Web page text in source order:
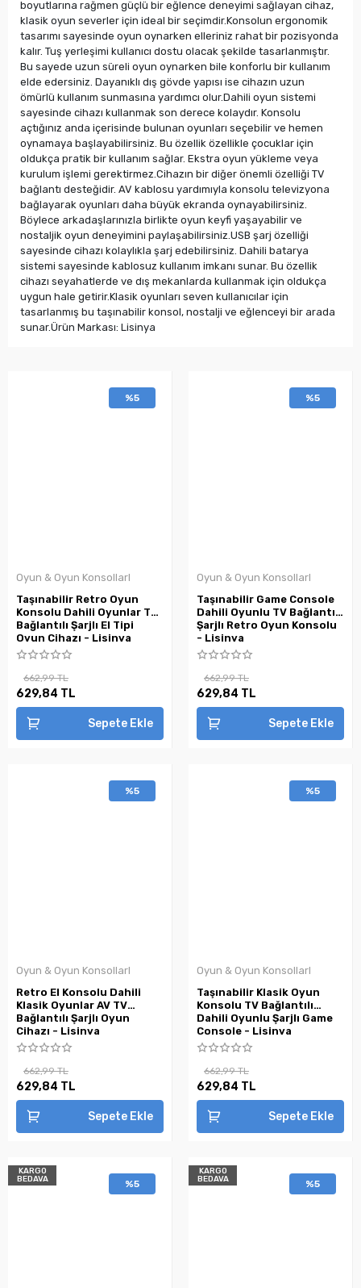
boyutlarına rağmen güçlü bir eğlence deneyimi sağlayan cihaz,
klasik oyun severler için ideal bir seçimdir.Konsolun ergonomik
tasarımı sayesinde oyun oynarken elleriniz rahat bir pozisyonda
kalır. Tuş yerleşimi kullanıcı dostu olacak şekilde tasarlanmıştır.
Bu sayede uzun süreli oyun oynarken bile konforlu bir kullanım
elde edersiniz. Dayanıklı dış gövde yapısı ise cihazın uzun
ömürlü kullanım sunmasına yardımcı olur.Dahili oyun sistemi
sayesinde cihazı kullanmak son derece kolaydır. Konsolu
açtığınız anda içerisinde bulunan oyunları seçebilir ve hemen
oynamaya başlayabilirsiniz. Bu özellik özellikle çocuklar için
oldukça pratik bir kullanım sağlar. Ekstra oyun yükleme veya
kurulum işlemi gerektirmez.Cihazın bir diğer önemli özelliği TV
bağlantı desteğidir. AV kablosu yardımıyla konsolu televizyona
bağlayarak oyunları daha büyük ekranda oynayabilirsiniz.
Böylece arkadaşlarınızla birlikte oyun keyfi yaşayabilir ve
nostaljik oyun deneyimini paylaşabilirsiniz.USB şarj özelliği
sayesinde cihazı kolaylıkla şarj edebilirsiniz. Dahili batarya
sistemi sayesinde kablosuz kullanım imkanı sunar. Bu özellik
cihazı seyahatlerde ve dış mekanlarda kullanmak için oldukça
uygun hale getirir.Klasik oyunları seven kullanıcılar için
tasarlanmış bu taşınabilir konsol, nostalji ve eğlenceyi bir arada
sunar.Ürün Markası: Lisinya
%5
Oyun & Oyun KonsollarI
Taşınabilir Retro Oyun
Konsolu Dahili Oyunlar TV
Bağlantılı Şarjlı El Tipi
Oyun Cihazı - Lisinya
662,99 TL
629,84 TL
Sepete Ekle
%5
Oyun & Oyun KonsollarI
Taşınabilir Game Console
Dahili Oyunlu TV Bağlantılı
Şarjlı Retro Oyun Konsolu
- Lisinya
662,99 TL
629,84 TL
Sepete Ekle
%5
Oyun & Oyun KonsollarI
Retro El Konsolu Dahili
Klasik Oyunlar AV TV
Bağlantılı Şarjlı Oyun
Cihazı - Lisinya
662,99 TL
629,84 TL
Sepete Ekle
%5
Oyun & Oyun KonsollarI
Taşınabilir Klasik Oyun
Konsolu TV Bağlantılı
Dahili Oyunlu Şarjlı Game
Console - Lisinya
662,99 TL
629,84 TL
Sepete Ekle
KARGO
BEDAVA
%5
KARGO
BEDAVA
%5